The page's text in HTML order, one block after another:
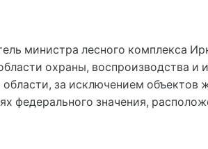
министра лесного комплекса
охраны, воспроизводства
области, за исключением
федерального значения,